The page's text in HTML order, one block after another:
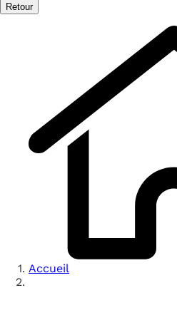
Retour
Accueil